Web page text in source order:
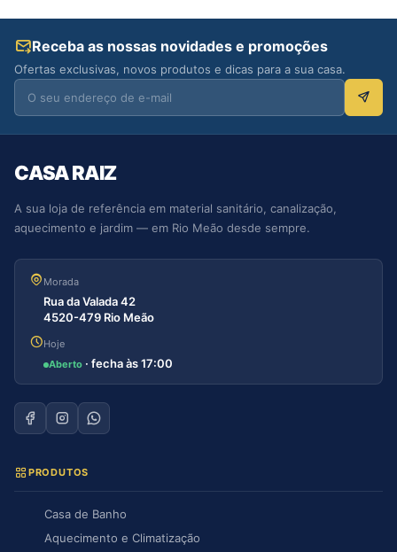
Receba as nossas novidades e promoções
Ofertas exclusivas, novos produtos e dicas para a sua casa.
CASA RAIZ
A sua loja de referência em material sanitário, canalização,
aquecimento e jardim — em Rio Meão desde sempre.
Morada
Rua da Valada 42
4520-479 Rio Meão
Hoje
Aberto · fecha às 17:00
PRODUTOS
Casa de Banho
Aquecimento e Climatização